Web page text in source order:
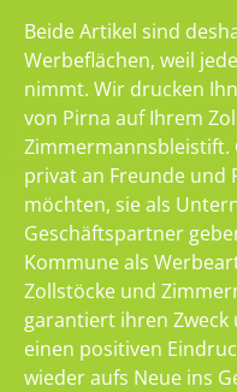
Beide Artikel sind
Werbeflächen, weil
nimmt. Wir drucken
von Pirna auf Ihrem
Zimmermannsbleistift.
privat an Freunde und
möchten, sie als
Geschäftspartner
Kommune als
Zollstöcke und
garantiert ihren
einen positiven
wieder aufs Neue ins